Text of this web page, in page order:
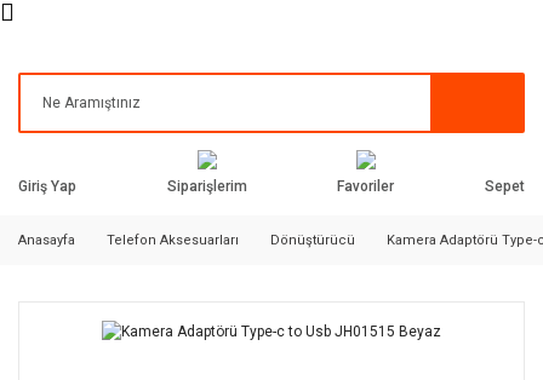
Giriş Yap Siparişlerim Favoriler Sepet
Anasayfa Telefon Aksesuarları Dönüştürücü Kamera Adaptörü Type-